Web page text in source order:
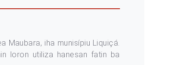
Maubara, iha munisípiu Liquiçá.
loron utiliza hanesan fatin ba